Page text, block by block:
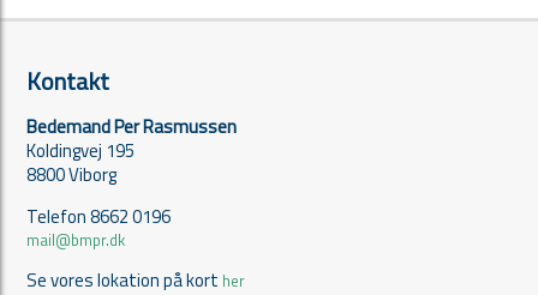
Kontakt
Bedemand Per Rasmussen
Koldingvej 195
8800 Viborg
Telefon 8662 0196
mail@bmpr.dk
Se vores lokation på kort her